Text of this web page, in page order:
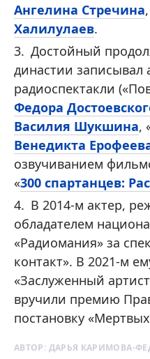
Ангелина Стречина,
Халилулаев.
Достойный
династии записывал
радиоспектакли
Федора
Василия Шукшина,
Венедикта
озвучиванием
«300 спартанцев:
В 2014-м актер,
обладателем
«Радиомания» за
контакт». В 2021-м
«Заслуженный
вручили премию
постановку
АВТОР: ДАРЬЯ КАРИМОВА-